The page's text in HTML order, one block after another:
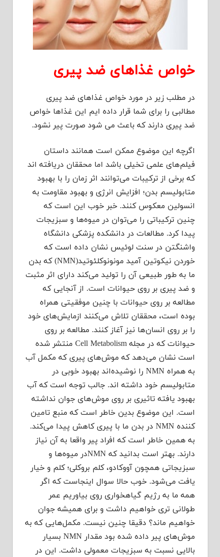
خواص غذاهای ضد پیری
در مطلب زیر در مورد خواص غذاهای ضد پیری
مطالبی را برای شما قرار داده ایم این غذاها خواص
ضد پیری دارند که باعث می شود صورت پیر نشود.
اگرچه این موضوع ممکن است همانند داستان
فیلم‌های علمی تخیلی باشد اما محققان دریافته اند
که برخی از ترکیبات می‌توانند اثر زمان را با بهبود
متابولیسم بدن؛ افزایش انرژی و بهبود مقاومت به
انسولین معکوس کنند. خبر خوب این است که
چنین ترکیباتی را می‌توان در میوه‌ها و سبزیجات
پیدا کرد. مطالعات در دانشکده پزشکی دانشگاه
واشنگتن در سنت لوئیس نشان داده است که
خوردن نیکوتین آمید مونونوکلئوتید(NMN) که بدن
ما به طور طبیعی آن را تولید می‌کند دارای اثر مثبت
و ضد پیری بر روی حیوانات است. از آنجایی که
مطالعه بر روی حیوانات با چنین موفقیتی همراه
بوده است، محققان تلاش می‌کنند ازمایش‌های خود
را بر روی انسان‌ها نیز آغاز کنند. مطالعه بر روی
حیوانات که در مجله Cell Metabolism منتشر شده
است نشان می‌دهد که موش‌های پیری که مکمل آب
به همراه NMN را نوشیده‌اند بهبود خوبی در
متابولیسم خود داشته اند. جالب توجه است که آب
بهبود یافته تاثیری بر روی موش‌های جوان نداشته
است. این موضوع بدین خاطر است که منبع تامین
کننده NMN در بدن ما با پیری کاهش پیدا می‌کند.
به همین خاطر است که افراد پیر واقعا به آن نیاز
دارند. بهتر است بدانید که NMNدر میوه‌ها و
سبزیجاتی همچون آووکادو، کلم بروکلی؛ کلم و خیار
یافت می‌شود. خوب حالا سوال اینجاست که اگر
همه ما به رژیم گیاهخواری روی بیاوریم عمر
طولانی تری خواهیم داشت و برای همیشه جوان
خواهیم ماند؟ دقیقا چنین نیست. مکمل‌هایی که به
موش‌های پیر داده شده بود مقدار NMN بسیار
بالایی نسبت به سبزیجات معمولی داشت. این در